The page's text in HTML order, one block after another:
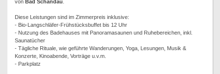
von Bad Schandau
Diese Leistungen sind im Zimmerpreis inklusive:
- Bio-Langschläfer-Frühstücksbuffet bis 12 Uhr
- Nutzung des Badehauses mit Panoramasaunen und Ruhebereichen, inkl.
Saunatücher
- Tägliche Rituale, wie geführte Wanderungen, Yoga, Lesungen, Musik &
Konzerte, Kinoabende, Vorträge u.v.m.
- Parkplatz